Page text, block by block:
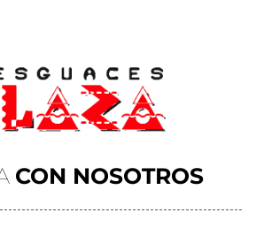
CON NOSOTROS